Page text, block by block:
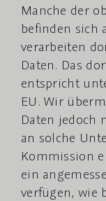
Manche der
befinden sich
verarbeiten
Daten. Das
entspricht
EU. Wir
Daten jedoch
an solche
Kommission
ein
verfügen, wie